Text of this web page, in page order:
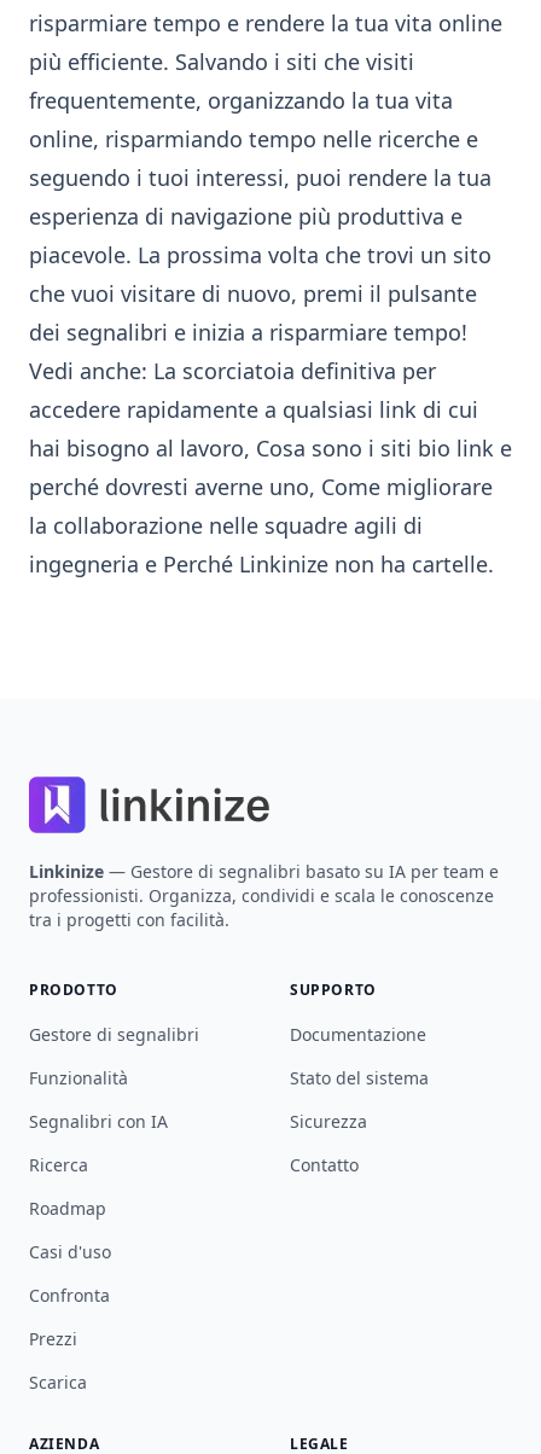
risparmiare tempo e rendere la tua vita online
più efficiente. Salvando i siti che visiti
frequentemente, organizzando la tua vita
online, risparmiando tempo nelle ricerche e
seguendo i tuoi interessi, puoi rendere la tua
esperienza di navigazione più produttiva e
piacevole. La prossima volta che trovi un sito
che vuoi visitare di nuovo, premi il pulsante
dei segnalibri e inizia a risparmiare tempo!
Vedi anche: La scorciatoia definitiva per
accedere rapidamente a qualsiasi link di cui
hai bisogno al lavoro, Cosa sono i siti bio link e
perché dovresti averne uno, Come migliorare
la collaborazione nelle squadre agili di
ingegneria e Perché Linkinize non ha cartelle.
Linkinize — Gestore di segnalibri basato su IA per team e
professionisti. Organizza, condividi e scala le conoscenze
tra i progetti con facilità.
PRODOTTO
Gestore di segnalibri
Funzionalità
Segnalibri con IA
Ricerca
Roadmap
Casi d'uso
Confronta
Prezzi
Scarica
SUPPORTO
Documentazione
Stato del sistema
Sicurezza
Contatto
AZIENDA LEGALE